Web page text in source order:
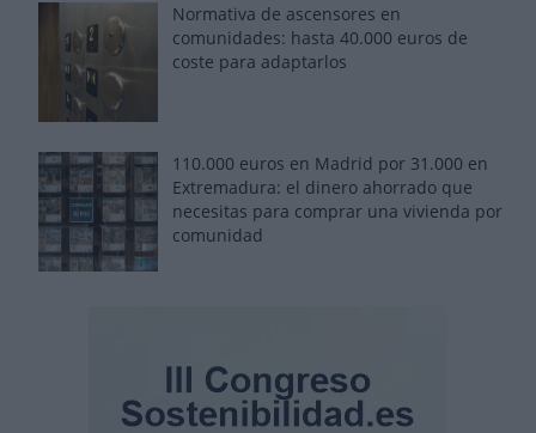
Normativa de ascensores en
comunidades: hasta 40.000 euros de
coste para adaptarlos
110.000 euros en Madrid por 31.000 en
Extremadura: el dinero ahorrado que
necesitas para comprar una vivienda por
comunidad